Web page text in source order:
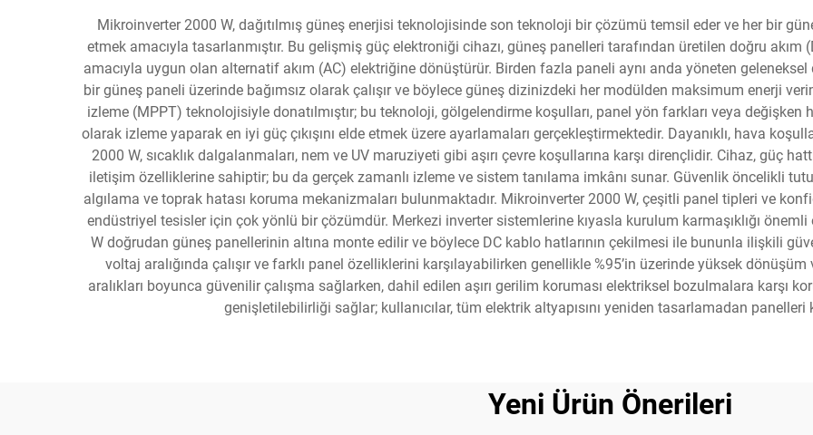
Mikroinverter 2000 W, dağıtılmış güneş enerjisi teknolojisinde son teknoloji bir çözümü temsil eder ve her bir
etmek amacıyla tasarlanmıştır. Bu gelişmiş güç elektroniği cihazı, güneş panelleri tarafından üretilen doğru akım
amacıyla uygun olan alternatif akım (AC) elektriğine dönüştürür. Birden fazla paneli aynı anda yöneten
bir güneş paneli üzerinde bağımsız olarak çalışır ve böylece güneş dizinizdeki her modülden maksimum enerji
izleme (MPPT) teknolojisiyle donatılmıştır; bu teknoloji, gölgelendirme koşulları, panel yön farkları veya değişken
olarak izleme yaparak en iyi güç çıkışını elde etmek üzere ayarlamaları gerçekleştirmektedir. Dayanıklı, hava
2000 W, sıcaklık dalgalanmaları, nem ve UV maruziyeti gibi aşırı çevre koşullarına karşı dirençlidir. Cihaz, güç
iletişim özelliklerine sahiptir; bu da gerçek zamanlı izleme ve sistem tanılama imkânı sunar. Güvenlik öncelikli
algılama ve toprak hatası koruma mekanizmaları bulunmaktadır. Mikroinverter 2000 W, çeşitli panel tipleri ve
endüstriyel tesisler için çok yönlü bir çözümdür. Merkezi inverter sistemlerine kıyasla kurulum karmaşıklığı
W doğrudan güneş panellerinin altına monte edilir ve böylece DC kablo hatlarının çekilmesi ile bununla ilişkili
voltaj aralığında çalışır ve farklı panel özelliklerini karşılayabilirken genellikle %95’in üzerinde yüksek
aralıkları boyunca güvenilir çalışma sağlarken, dahil edilen aşırı gerilim koruması elektriksel bozulmalara karşı
genişletilebilirliği sağlar; kullanıcılar, tüm elektrik altyapısını yeniden tasarlamadan
Yeni Ürün Önerileri